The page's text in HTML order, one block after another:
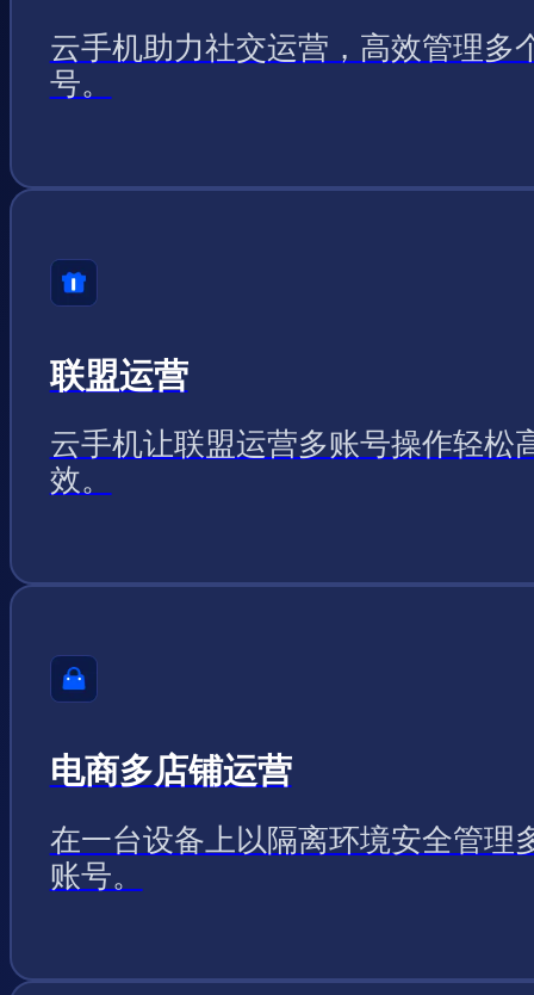
云手机助力社交运营，高效管理多
号。
联盟运营
云手机让联盟运营多账号操作轻松
效。
电商多店铺运营
在一台设备上以隔离环境安全管理
账号。